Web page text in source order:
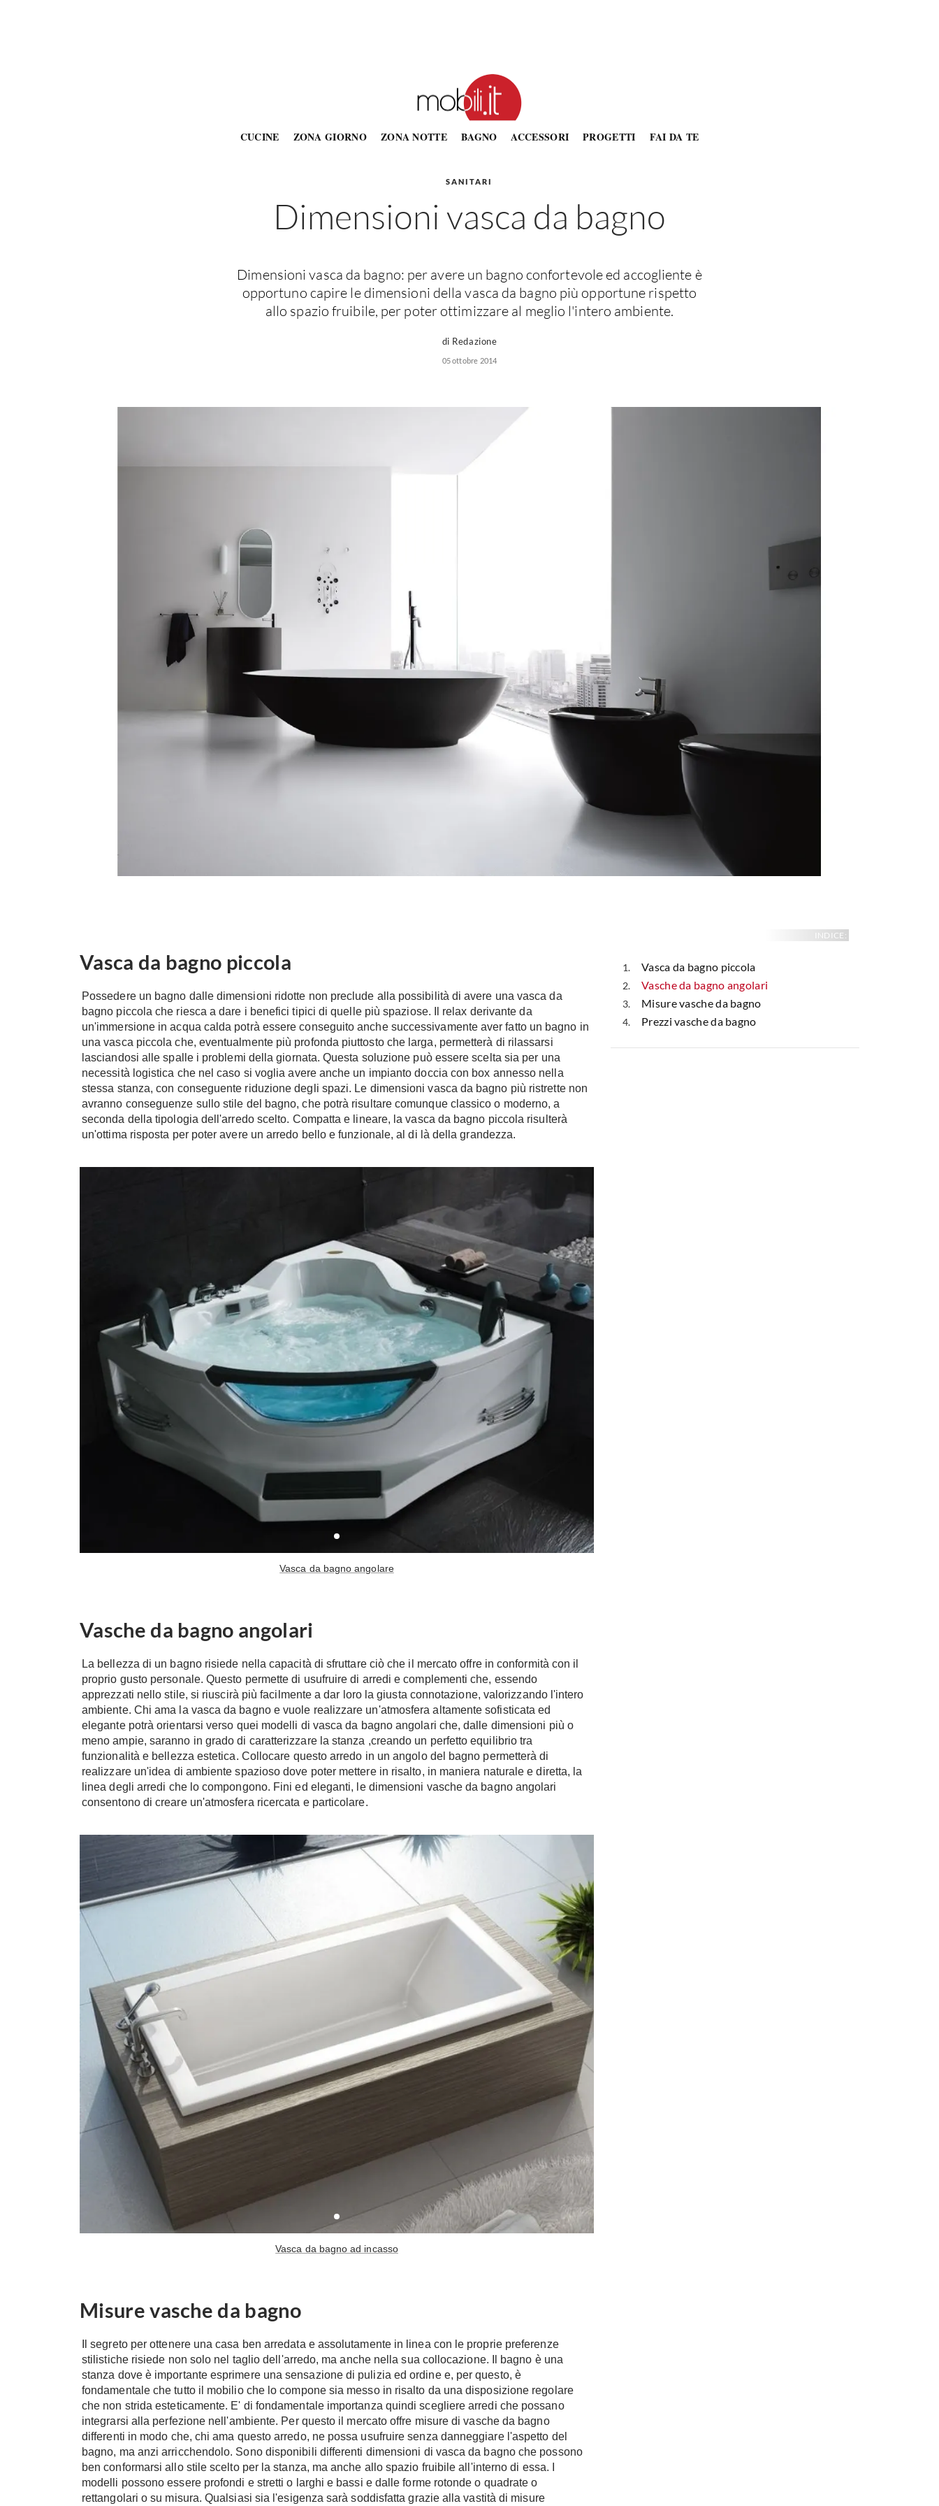
CUCINE ZONA GIORNO ZONA NOTTE BAGNO ACCESSORI PROGETTI FAI DA TE
SANITARI
Dimensioni vasca da bagno
Dimensioni vasca da bagno: per avere un bagno confortevole ed accogliente è
opportuno capire le dimensioni della vasca da bagno più opportune rispetto
allo spazio fruibile, per poter ottimizzare al meglio l'intero ambiente.
di Redazione
05 ottobre 2014
Vasca da bagno piccola
Possedere un bagno dalle dimensioni ridotte non preclude alla possibilità di avere una vasca da
bagno piccola che riesca a dare i benefici tipici di quelle più spaziose. Il relax derivante da
un'immersione in acqua calda potrà essere conseguito anche successivamente aver fatto un bagno in
una vasca piccola che, eventualmente più profonda piuttosto che larga, permetterà di rilassarsi
lasciandosi alle spalle i problemi della giornata. Questa soluzione può essere scelta sia per una
necessità logistica che nel caso si voglia avere anche un impianto doccia con box annesso nella
stessa stanza, con conseguente riduzione degli spazi. Le dimensioni vasca da bagno più ristrette non
avranno conseguenze sullo stile del bagno, che potrà risultare comunque classico o moderno, a
seconda della tipologia dell'arredo scelto. Compatta e lineare, la vasca da bagno piccola risulterà
un'ottima risposta per poter avere un arredo bello e funzionale, al di là della grandezza.
Vasca da bagno angolare
Vasche da bagno angolari
La bellezza di un bagno risiede nella capacità di sfruttare ciò che il mercato offre in conformità con il
proprio gusto personale. Questo permette di usufruire di arredi e complementi che, essendo
apprezzati nello stile, si riuscirà più facilmente a dar loro la giusta connotazione, valorizzando l'intero
ambiente. Chi ama la vasca da bagno e vuole realizzare un'atmosfera altamente sofisticata ed
elegante potrà orientarsi verso quei modelli di vasca da bagno angolari che, dalle dimensioni più o
meno ampie, saranno in grado di caratterizzare la stanza ,creando un perfetto equilibrio tra
funzionalità e bellezza estetica. Collocare questo arredo in un angolo del bagno permetterà di
realizzare un'idea di ambiente spazioso dove poter mettere in risalto, in maniera naturale e diretta, la
linea degli arredi che lo compongono. Fini ed eleganti, le dimensioni vasche da bagno angolari
consentono di creare un'atmosfera ricercata e particolare.
Vasca da bagno ad incasso
Misure vasche da bagno
Il segreto per ottenere una casa ben arredata e assolutamente in linea con le proprie preferenze
stilistiche risiede non solo nel taglio dell'arredo, ma anche nella sua collocazione. Il bagno è una
stanza dove è importante esprimere una sensazione di pulizia ed ordine e, per questo, è
fondamentale che tutto il mobilio che lo compone sia messo in risalto da una disposizione regolare
che non strida esteticamente. E' di fondamentale importanza quindi scegliere arredi che possano
integrarsi alla perfezione nell'ambiente. Per questo il mercato offre misure di vasche da bagno
differenti in modo che, chi ama questo arredo, ne possa usufruire senza danneggiare l'aspetto del
bagno, ma anzi arricchendolo. Sono disponibili differenti dimensioni di vasca da bagno che possono
ben conformarsi allo stile scelto per la stanza, ma anche allo spazio fruibile all'interno di essa. I
modelli possono essere profondi e stretti o larghi e bassi e dalle forme rotonde o quadrate o
rettangolari o su misura. Qualsiasi sia l'esigenza sarà soddisfatta grazie alla vastità di misure
INDICE:
Vasca da bagno piccola
Vasche da bagno angolari
Misure vasche da bagno
Prezzi vasche da bagno